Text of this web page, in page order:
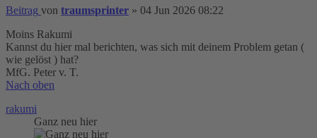
Beitrag von traumsprinter » 04 Jun 2026 08:22
Moins Rakumi
Kannst du hier mal berichten, was sich mit deinem Problem getan (
wie gelöst ) hat?
MfG. Peter v. T.
Nach oben
rakumi
Ganz neu hier